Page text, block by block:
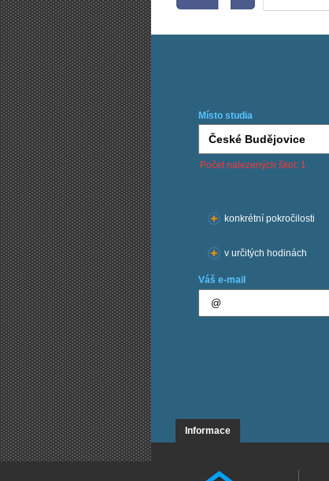
Místo studia
Počet nalezených škol: 1
konkrétní pokročilosti
v určitých hodinách
Váš e-mail
Informace